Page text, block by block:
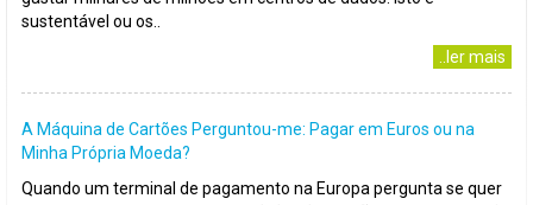
sustentável ou os..
..ler mais
A Máquina de Cartões Perguntou-me: Pagar em Euros ou na
Minha Própria Moeda?
Quando um terminal de pagamento na Europa pergunta se quer